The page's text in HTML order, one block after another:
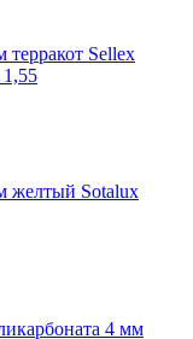
Sellex
желтый Sotalux
4 мм